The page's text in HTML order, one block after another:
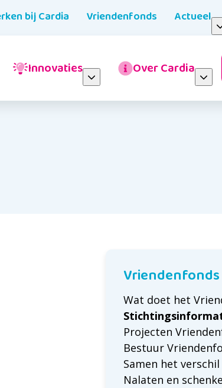
bij Cardia Vriendenfonds Actueel
Innovaties Over Cardia
Vriendenfonds
Wat doet het
Projecten
Bestuur
Samen het
Nalaten en